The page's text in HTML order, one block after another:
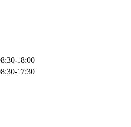
18:00
17:30